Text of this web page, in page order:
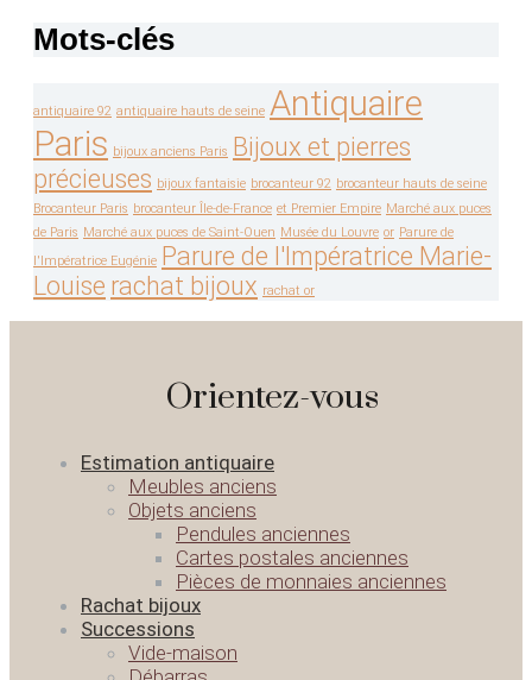
Mots-clés
antiquaire 92 antiquaire hauts de seine Antiquaire
Paris bijoux anciens Paris Bijoux et pierres
précieuses bijoux fantaisie brocanteur 92 brocanteur hauts de seine
Brocanteur Paris brocanteur Île-de-France et Premier Empire Marché aux puces
de Paris Marché aux puces de Saint-Ouen Musée du Louvre or Parure de
l'Impératrice Eugénie Parure de l'Impératrice Marie-
Louise rachat bijoux rachat or
Orientez-vous
Estimation antiquaire
Meubles anciens
Objets anciens
Pendules anciennes
Cartes postales anciennes
Pièces de monnaies anciennes
Rachat bijoux
Successions
Vide-maison